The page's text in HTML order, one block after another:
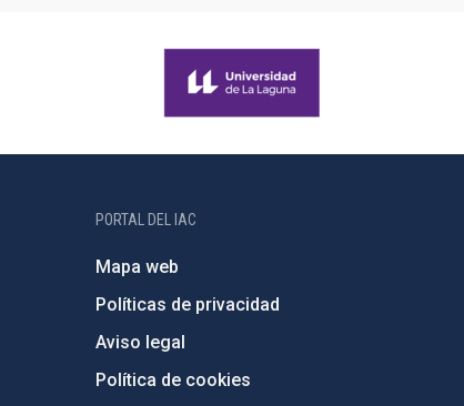
PORTAL DEL IAC
Mapa web
Políticas de privacidad
Aviso legal
Política de cookies